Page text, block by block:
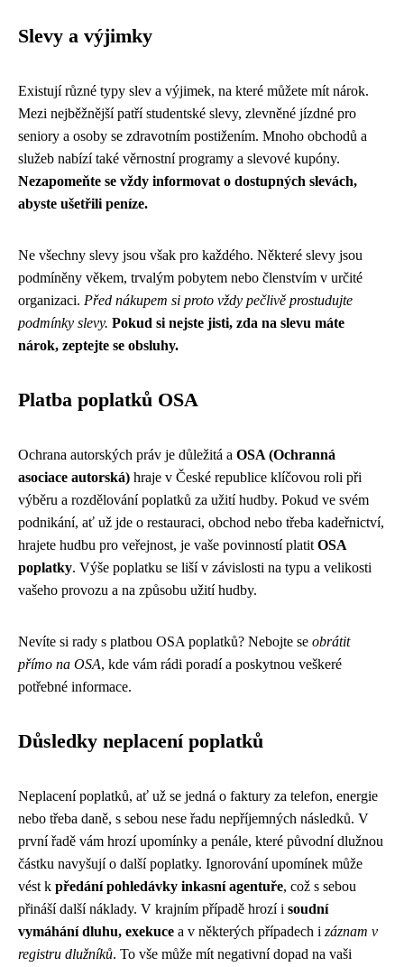
Slevy a výjimky
Existují různé typy slev a výjimek, na které můžete mít nárok.
Mezi nejběžnější patří studentské slevy, zlevněné jízdné pro
seniory a osoby se zdravotním postižením. Mnoho obchodů a
služeb nabízí také věrnostní programy a slevové kupóny.
Nezapomeňte se vždy informovat o dostupných slevách,
abyste ušetřili peníze.
Ne všechny slevy jsou však pro každého. Některé slevy jsou
podmíněny věkem, trvalým pobytem nebo členstvím v určité
organizaci. Před nákupem si proto vždy pečlivě prostudujte
podmínky slevy. Pokud si nejste jisti, zda na slevu máte
nárok, zeptejte se obsluhy.
Platba poplatků OSA
Ochrana autorských práv je důležitá a OSA (Ochranná
asociace autorská) hraje v České republice klíčovou roli při
výběru a rozdělování poplatků za užití hudby. Pokud ve svém
podnikání, ať už jde o restauraci, obchod nebo třeba kadeřnictví,
hrajete hudbu pro veřejnost, je vaše povinností platit OSA
poplatky. Výše poplatku se liší v závislosti na typu a velikosti
vašeho provozu a na způsobu užití hudby.
Nevíte si rady s platbou OSA poplatků? Nebojte se obrátit
přímo na OSA, kde vám rádi poradí a poskytnou veškeré
potřebné informace.
Důsledky neplacení poplatků
Neplacení poplatků, ať už se jedná o faktury za telefon, energie
nebo třeba daně, s sebou nese řadu nepříjemných následků. V
první řadě vám hrozí upomínky a penále, které původní dlužnou
částku navyšují o další poplatky. Ignorování upomínek může
vést k předání pohledávky inkasní agentuře, což s sebou
přináší další náklady. V krajním případě hrozí i soudní
vymáhání dluhu, exekuce a v některých případech i záznam v
registru dlužníků. To vše může mít negativní dopad na vaši